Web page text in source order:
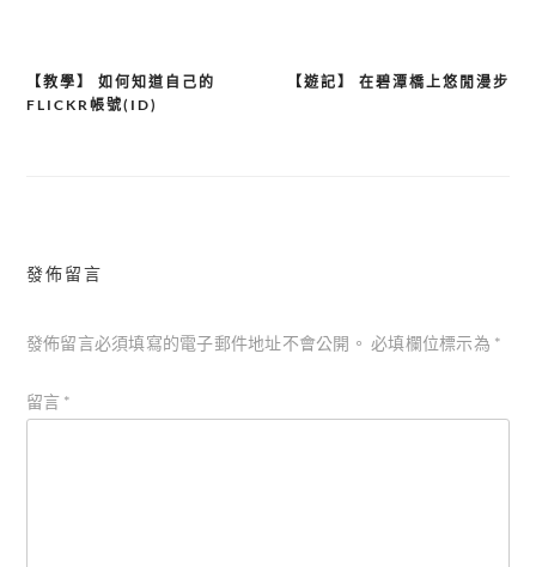
文
【教學】 如何知道自己的
FLICKR帳號(ID)
【遊記】 在碧潭橋上悠閒漫步
發佈留言
發佈留言必須填寫的電子郵件地址不會公開。 必填欄位標示為 *
留言 *